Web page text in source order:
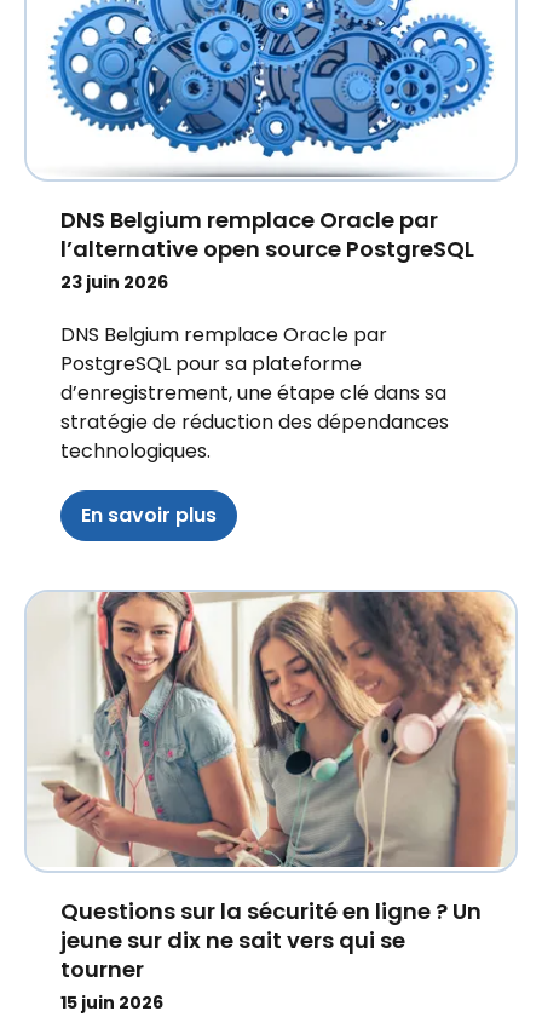
DNS Belgium remplace Oracle par
l’alternative open source PostgreSQL
23 juin 2026
DNS Belgium remplace Oracle par
PostgreSQL pour sa plateforme
d’enregistrement, une étape clé dans sa
stratégie de réduction des dépendances
technologiques.
En savoir plus
Questions sur la sécurité en ligne ? Un
jeune sur dix ne sait vers qui se
tourner
15 juin 2026